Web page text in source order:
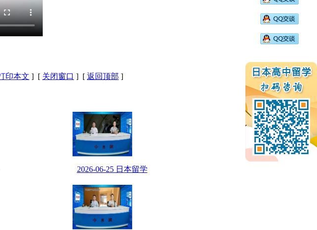
印本文 ] [ 关闭窗口 ] [ 返回顶部 ]
2026-06-25 日本留学